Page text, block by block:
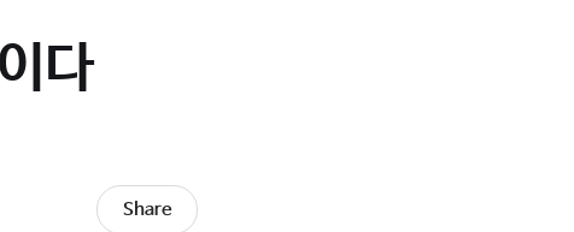
다
Share